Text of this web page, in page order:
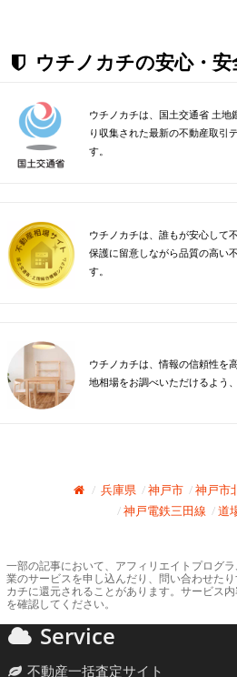
ウチノカチの安心・
ウチノカチは、国土交通省 土地
り収集された最新の不動産取引
す。
ウチノカチは、誰もが安心して
保護に留意しながら品質の高い
す。
ウチノカチは、情報の信頼性を
地相場をお調べいただけるよう
兵庫県 神戸市 神戸市
神戸電鉄三田線
道
一部の記事において、アフィリエイトプログ
業のサービスを申し込んだり、問い合わせた
カチに還元されることがあります。サービス
を確認してください。
Service
不動産一括査定サイト